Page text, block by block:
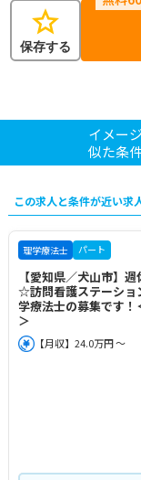
star
保存する
イメー
似た条
この求人と条件が近い求
理学療法士 パート
【愛知県／犬山市】
☆訪問看護ステーショ
学療法士の募集です！
＞
【月収】24.0万円 ～